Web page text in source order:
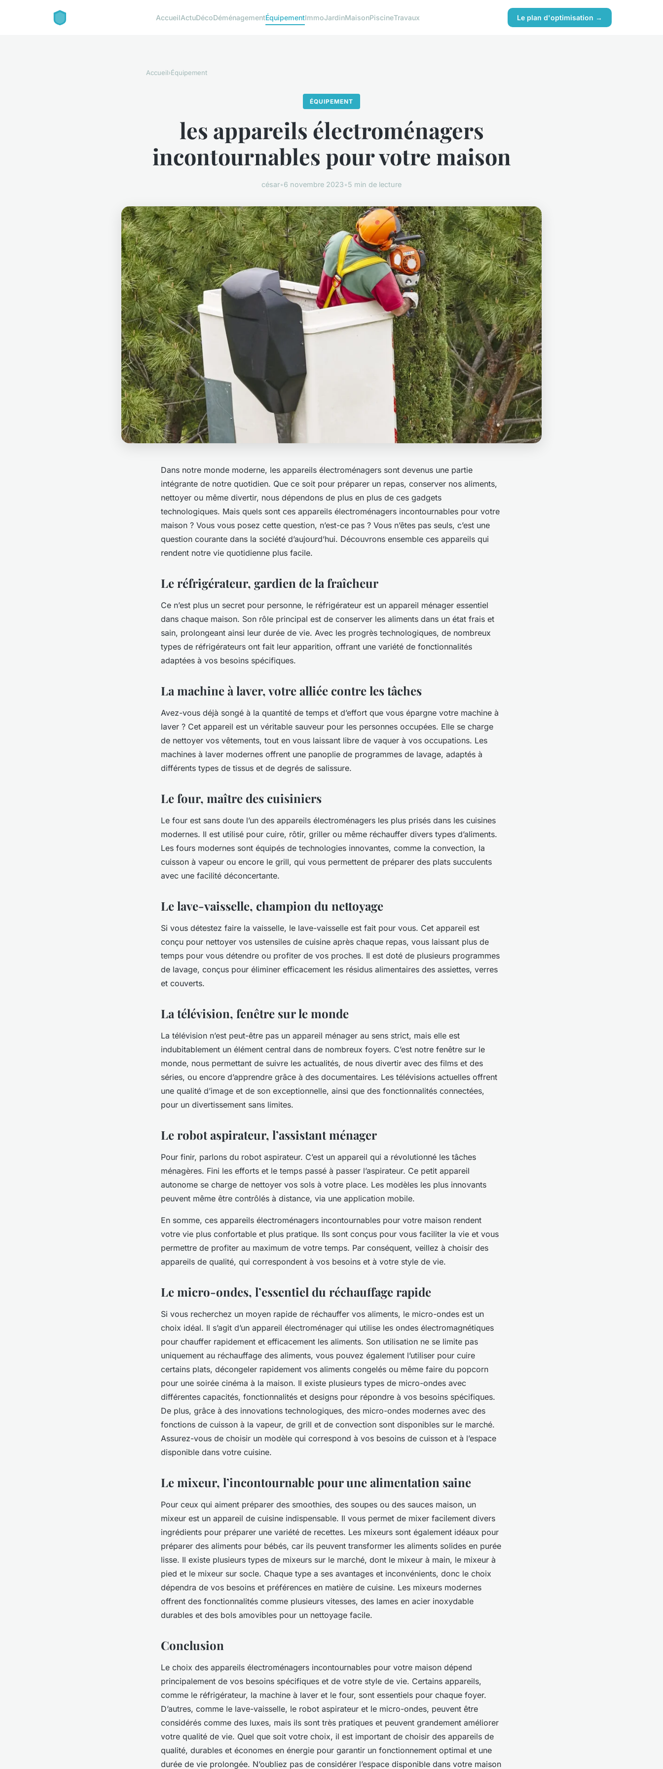
AccueilActuDécoDéménagementÉquipementImmoJardinMaisonPiscineTravaux Le plan d'optimisation →
Accueil›Équipement
ÉQUIPEMENT
les appareils électroménagers
incontournables pour votre maison
césar•6 novembre 2023•5 min de lecture
Dans notre monde moderne, les appareils électroménagers sont devenus une partie
intégrante de notre quotidien. Que ce soit pour préparer un repas, conserver nos aliments,
nettoyer ou même divertir, nous dépendons de plus en plus de ces gadgets
technologiques. Mais quels sont ces appareils électroménagers incontournables pour votre
maison ? Vous vous posez cette question, n’est-ce pas ? Vous n’êtes pas seuls, c’est une
question courante dans la société d’aujourd’hui. Découvrons ensemble ces appareils qui
rendent notre vie quotidienne plus facile.
Le réfrigérateur, gardien de la fraîcheur
Ce n’est plus un secret pour personne, le réfrigérateur est un appareil ménager essentiel
dans chaque maison. Son rôle principal est de conserver les aliments dans un état frais et
sain, prolongeant ainsi leur durée de vie. Avec les progrès technologiques, de nombreux
types de réfrigérateurs ont fait leur apparition, offrant une variété de fonctionnalités
adaptées à vos besoins spécifiques.
La machine à laver, votre alliée contre les tâches
Avez-vous déjà songé à la quantité de temps et d’effort que vous épargne votre machine à
laver ? Cet appareil est un véritable sauveur pour les personnes occupées. Elle se charge
de nettoyer vos vêtements, tout en vous laissant libre de vaquer à vos occupations. Les
machines à laver modernes offrent une panoplie de programmes de lavage, adaptés à
différents types de tissus et de degrés de salissure.
Le four, maître des cuisiniers
Le four est sans doute l’un des appareils électroménagers les plus prisés dans les cuisines
modernes. Il est utilisé pour cuire, rôtir, griller ou même réchauffer divers types d’aliments.
Les fours modernes sont équipés de technologies innovantes, comme la convection, la
cuisson à vapeur ou encore le grill, qui vous permettent de préparer des plats succulents
avec une facilité déconcertante.
Le lave-vaisselle, champion du nettoyage
Si vous détestez faire la vaisselle, le lave-vaisselle est fait pour vous. Cet appareil est
conçu pour nettoyer vos ustensiles de cuisine après chaque repas, vous laissant plus de
temps pour vous détendre ou profiter de vos proches. Il est doté de plusieurs programmes
de lavage, conçus pour éliminer efficacement les résidus alimentaires des assiettes, verres
et couverts.
La télévision, fenêtre sur le monde
La télévision n’est peut-être pas un appareil ménager au sens strict, mais elle est
indubitablement un élément central dans de nombreux foyers. C’est notre fenêtre sur le
monde, nous permettant de suivre les actualités, de nous divertir avec des films et des
séries, ou encore d’apprendre grâce à des documentaires. Les télévisions actuelles offrent
une qualité d’image et de son exceptionnelle, ainsi que des fonctionnalités connectées,
pour un divertissement sans limites.
Le robot aspirateur, l’assistant ménager
Pour finir, parlons du robot aspirateur. C’est un appareil qui a révolutionné les tâches
ménagères. Fini les efforts et le temps passé à passer l’aspirateur. Ce petit appareil
autonome se charge de nettoyer vos sols à votre place. Les modèles les plus innovants
peuvent même être contrôlés à distance, via une application mobile.
En somme, ces appareils électroménagers incontournables pour votre maison rendent
votre vie plus confortable et plus pratique. Ils sont conçus pour vous faciliter la vie et vous
permettre de profiter au maximum de votre temps. Par conséquent, veillez à choisir des
appareils de qualité, qui correspondent à vos besoins et à votre style de vie.
Le micro-ondes, l’essentiel du réchauffage rapide
Si vous recherchez un moyen rapide de réchauffer vos aliments, le micro-ondes est un
choix idéal. Il s’agit d’un appareil électroménager qui utilise les ondes électromagnétiques
pour chauffer rapidement et efficacement les aliments. Son utilisation ne se limite pas
uniquement au réchauffage des aliments, vous pouvez également l’utiliser pour cuire
certains plats, décongeler rapidement vos aliments congelés ou même faire du popcorn
pour une soirée cinéma à la maison. Il existe plusieurs types de micro-ondes avec
différentes capacités, fonctionnalités et designs pour répondre à vos besoins spécifiques.
De plus, grâce à des innovations technologiques, des micro-ondes modernes avec des
fonctions de cuisson à la vapeur, de grill et de convection sont disponibles sur le marché.
Assurez-vous de choisir un modèle qui correspond à vos besoins de cuisson et à l’espace
disponible dans votre cuisine.
Le mixeur, l’incontournable pour une alimentation saine
Pour ceux qui aiment préparer des smoothies, des soupes ou des sauces maison, un
mixeur est un appareil de cuisine indispensable. Il vous permet de mixer facilement divers
ingrédients pour préparer une variété de recettes. Les mixeurs sont également idéaux pour
préparer des aliments pour bébés, car ils peuvent transformer les aliments solides en purée
lisse. Il existe plusieurs types de mixeurs sur le marché, dont le mixeur à main, le mixeur à
pied et le mixeur sur socle. Chaque type a ses avantages et inconvénients, donc le choix
dépendra de vos besoins et préférences en matière de cuisine. Les mixeurs modernes
offrent des fonctionnalités comme plusieurs vitesses, des lames en acier inoxydable
durables et des bols amovibles pour un nettoyage facile.
Conclusion
Le choix des appareils électroménagers incontournables pour votre maison dépend
principalement de vos besoins spécifiques et de votre style de vie. Certains appareils,
comme le réfrigérateur, la machine à laver et le four, sont essentiels pour chaque foyer.
D’autres, comme le lave-vaisselle, le robot aspirateur et le micro-ondes, peuvent être
considérés comme des luxes, mais ils sont très pratiques et peuvent grandement améliorer
votre qualité de vie. Quel que soit votre choix, il est important de choisir des appareils de
qualité, durables et économes en énergie pour garantir un fonctionnement optimal et une
durée de vie prolongée. N’oubliez pas de considérer l’espace disponible dans votre maison